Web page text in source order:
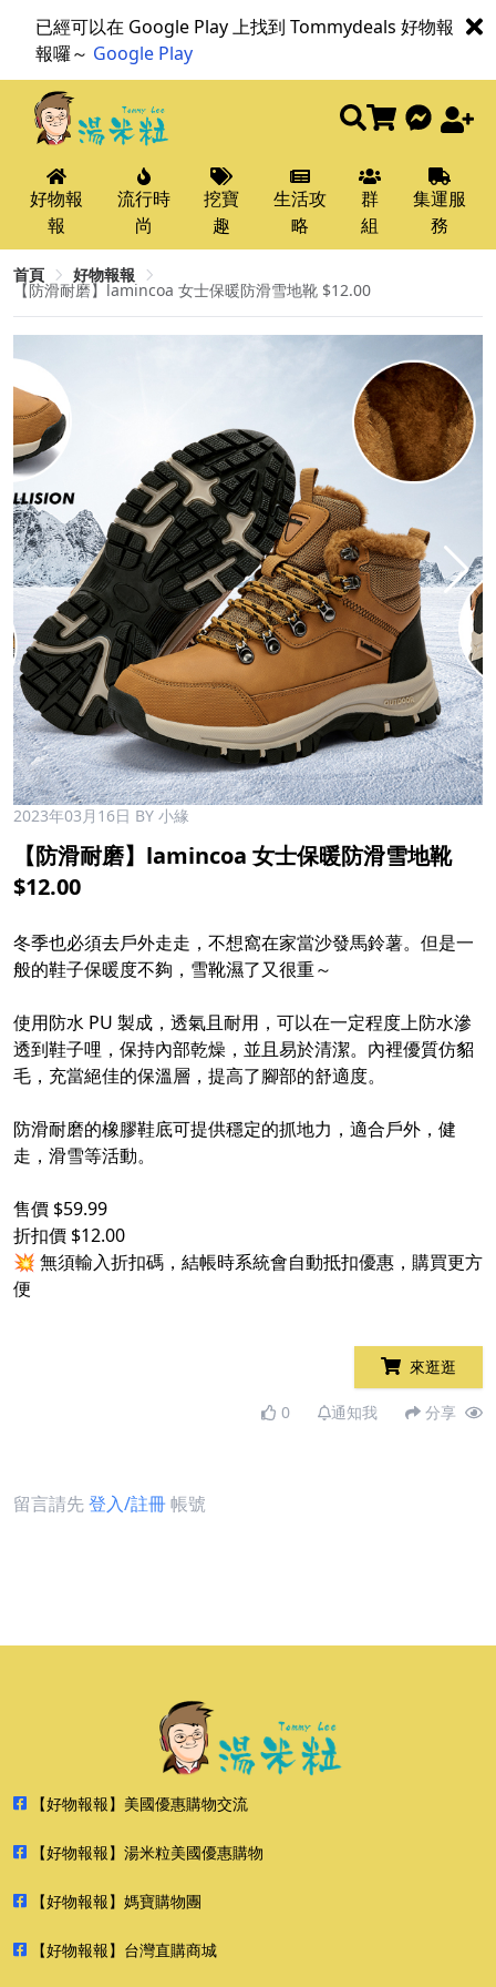
已經可以在 Google Play 上找到 Tommydeals 好物報
報囉～ Google Play
好物報
報
流行時
尚
挖寶
趣
生活攻
略
群
組
集運服
務
首頁 好物報報
【防滑耐磨】lamincoa 女士保暖防滑雪地靴 $12.00
2023年03月16日 BY 小緣
【防滑耐磨】lamincoa 女士保暖防滑雪地靴
$12.00
冬季也必須去戶外走走，不想窩在家當沙發馬鈴薯。但是一
般的鞋子保暖度不夠，雪靴濕了又很重～
使用防水 PU 製成，透氣且耐用，可以在一定程度上防水滲
透到鞋子哩，保持內部乾燥，並且易於清潔。內裡優質仿貂
毛，充當絕佳的保溫層，提高了腳部的舒適度。
防滑耐磨的橡膠鞋底可提供穩定的抓地力，適合戶外，健
走，滑雪等活動。
售價 $59.99
折扣價 $12.00
💥 無須輸入折扣碼，結帳時系統會自動抵扣優惠，購買更方
便
來逛逛
0 通知我 分享
留言請先登入/註冊帳號
【好物報報】美國優惠購物交流
【好物報報】湯米粒美國優惠購物
【好物報報】媽寶購物團
【好物報報】台灣直購商城